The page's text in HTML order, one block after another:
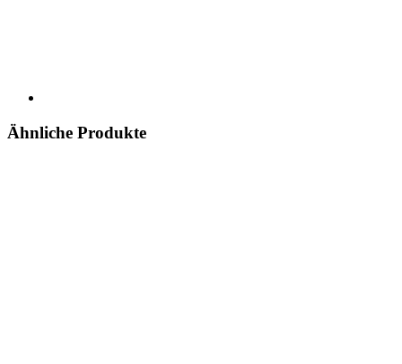
Ähnliche Produkte